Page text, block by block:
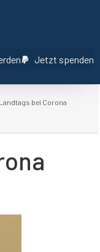
Jetzt spenden
bei Corona